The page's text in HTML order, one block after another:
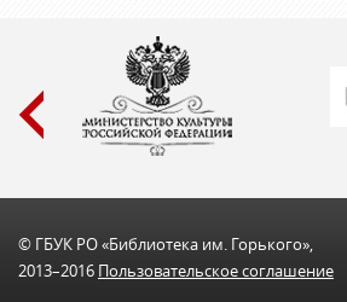
© ГБУК РО «Библиотека им. Горького»,
2013–2016 Пользовательскоe соглашениe